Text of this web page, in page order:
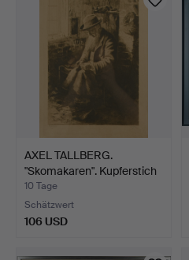
AXEL TALLBERG.
"Skomakaren". Kupferstich
a…
10 Tage
Schätzwert
106 USD